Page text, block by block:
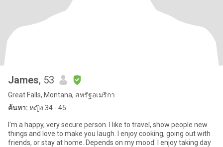
James, 53
Great Falls, Montana, สหรัฐอเมริกา
ค้นหา: หญิง 34 - 45
I'm a happy, very secure person. I like to travel, show people new
things and love to make you laugh. I enjoy cooking, going out with
friends, or stay at home. Depends on my mood. I enjoy taking day